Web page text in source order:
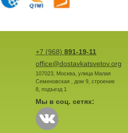
+7 (968) 891-19-11
office@dostavkatsvetov.org
107023, Москва, улица Малая
Семеновская , дом 9, строение
8, подъезд 1
Мы в соц. сетях: